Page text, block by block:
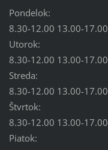
Pondelok:
8.30-12.00 13.00-17.00
Utorok:
8.30-12.00 13.00-17.00
Streda:
8.30-12.00 13.00-17.00
Štvrtok:
8.30-12.00 13.00-17.00
Piatok: